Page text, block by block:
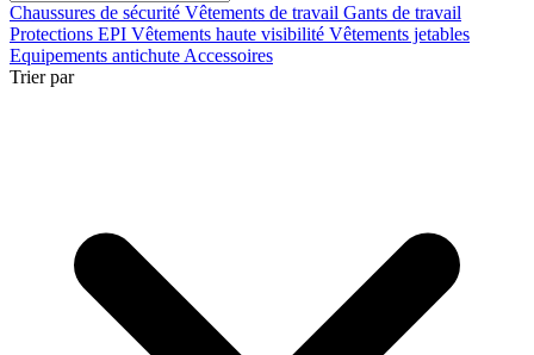
Chaussures de sécurité Vêtements de travail Gants de travail
Protections EPI Vêtements haute visibilité Vêtements jetables
Equipements antichute Accessoires
Trier par